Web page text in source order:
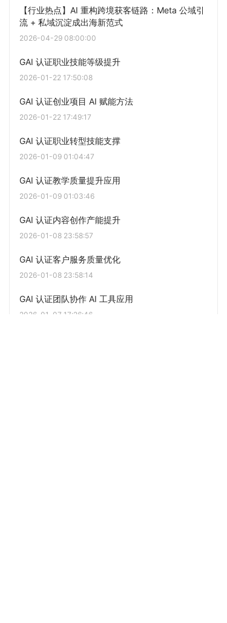
【行业热点】AI 重构跨境获客链路：Meta 公域引
流 + 私域沉淀成出海新范式
2026-04-29 08:00:00
GAI 认证职业技能等级提升
2026-01-22 17:50:08
GAI 认证创业项目 AI 赋能方法
2026-01-22 17:49:17
GAI 认证职业转型技能支撑
2026-01-09 01:04:47
GAI 认证教学质量提升应用
2026-01-09 01:03:46
GAI 认证内容创作产能提升
2026-01-08 23:58:57
GAI 认证客户服务质量优化
2026-01-08 23:58:14
GAI 认证团队协作 AI 工具应用
2026-01-07 17:26:46